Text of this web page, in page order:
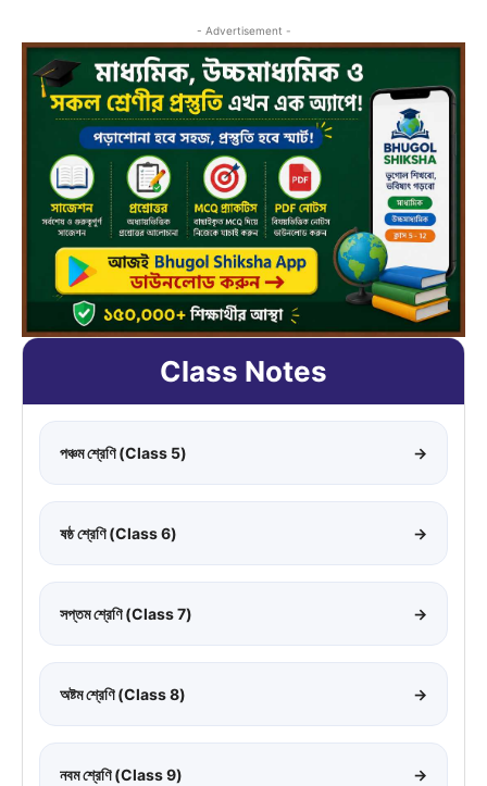
- Advertisement -
Class Notes
পঞ্চম শ্রেণি (Class 5) →
ষষ্ঠ শ্রেণি (Class 6) →
সপ্তম শ্রেণি (Class 7) →
অষ্টম শ্রেণি (Class 8) →
নবম শ্রেণি (Class 9) →